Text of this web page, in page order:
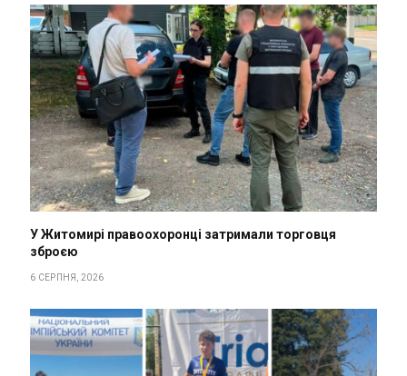
У Житомирі правоохоронці затримали торговця
зброєю
6 СЕРПНЯ, 2026